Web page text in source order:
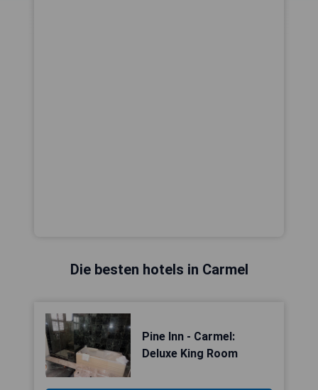
Die besten hotels in Carmel
Pine Inn - Carmel:
Deluxe King Room